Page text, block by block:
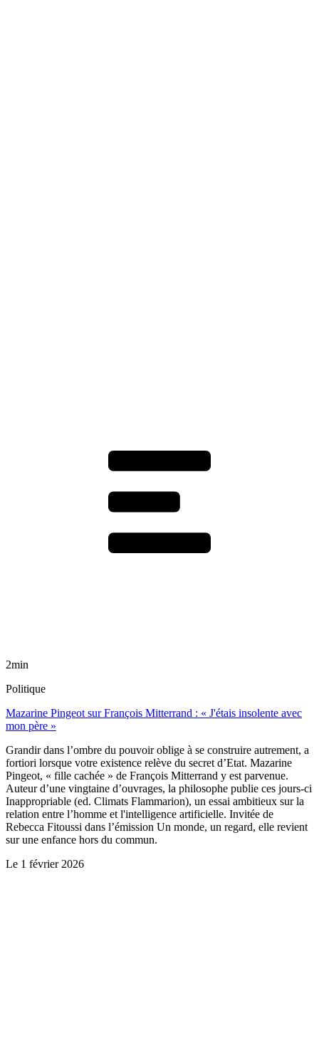
2min
Politique
Mazarine Pingeot sur François Mitterrand : « J'étais insolente avec
mon père »
Grandir dans l’ombre du pouvoir oblige à se construire autrement, a
fortiori lorsque votre existence relève du secret d’Etat. Mazarine
Pingeot, « fille cachée » de François Mitterrand y est parvenue.
Auteur d’une vingtaine d’ouvrages, la philosophe publie ces jours-ci
Inappropriable (ed. Climats Flammarion), un essai ambitieux sur la
relation entre l’homme et l'intelligence artificielle. Invitée de
Rebecca Fitoussi dans l’émission Un monde, un regard, elle revient
sur une enfance hors du commun.
Le 1 février 2026